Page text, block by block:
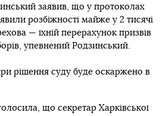
заявив, що у протоколах
розбіжності майже у 2 тисячі
— їхній перерахунок призвів
упевнений Родзинський.
рішення суду буде оскаржено в
що секретар Харківської